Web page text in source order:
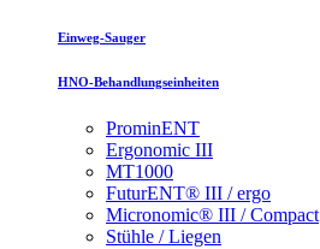
Einweg-Sauger
HNO-Behandlungseinheiten
ProminENT
Ergonomic III
MT1000
FuturENT® III / ergo
Micronomic® III / Compact
Stühle / Liegen